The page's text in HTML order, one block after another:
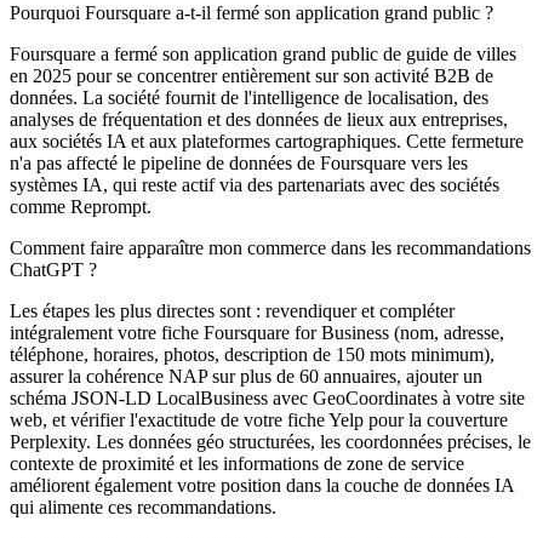
Pourquoi Foursquare a-t-il fermé son application grand public ?
Foursquare a fermé son application grand public de guide de villes
en 2025 pour se concentrer entièrement sur son activité B2B de
données. La société fournit de l'intelligence de localisation, des
analyses de fréquentation et des données de lieux aux entreprises,
aux sociétés IA et aux plateformes cartographiques. Cette fermeture
n'a pas affecté le pipeline de données de Foursquare vers les
systèmes IA, qui reste actif via des partenariats avec des sociétés
comme Reprompt.
Comment faire apparaître mon commerce dans les recommandations
ChatGPT ?
Les étapes les plus directes sont : revendiquer et compléter
intégralement votre fiche Foursquare for Business (nom, adresse,
téléphone, horaires, photos, description de 150 mots minimum),
assurer la cohérence NAP sur plus de 60 annuaires, ajouter un
schéma JSON-LD LocalBusiness avec GeoCoordinates à votre site
web, et vérifier l'exactitude de votre fiche Yelp pour la couverture
Perplexity. Les données géo structurées, les coordonnées précises, le
contexte de proximité et les informations de zone de service
améliorent également votre position dans la couche de données IA
qui alimente ces recommandations.